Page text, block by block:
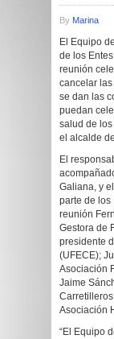
By Marina
El Equipo
de los
reunión
cancelar
se dan las
puedan
salud de
el alcalde
El
Galiana, y
parte de los
reunión
Gestora de
presidente
(UFECE);
Asociación
Jaime
Asociación
“El Equipo